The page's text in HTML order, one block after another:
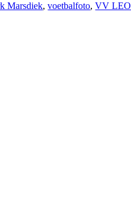
Marsdiek,voetbalfoto,VV LEO